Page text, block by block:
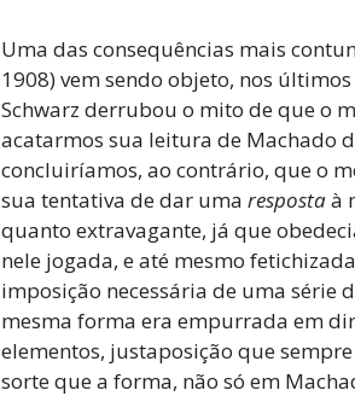
Uma das consequências mais
1908) vem sendo objeto, nos
Schwarz derrubou o mito de que o
acatarmos sua leitura de Machado
concluiríamos, ao contrário, que o
sua tentativa de dar uma respostaà
quanto extravagante, já que
nele jogada, e até mesmo
imposição necessária de uma série
mesma forma era empurrada em
elementos, justaposição que
sorte que a forma, não só em